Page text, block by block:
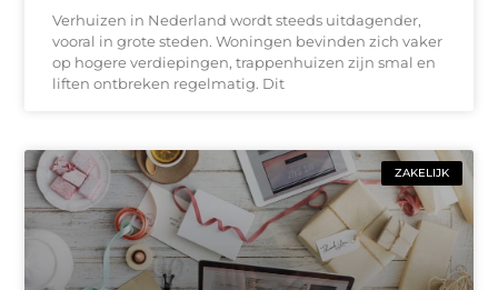
Verhuizen in Nederland wordt steeds uitdagender,
vooral in grote steden. Woningen bevinden zich vaker
op hogere verdiepingen, trappenhuizen zijn smal en
liften ontbreken regelmatig. Dit
ZAKELIJK